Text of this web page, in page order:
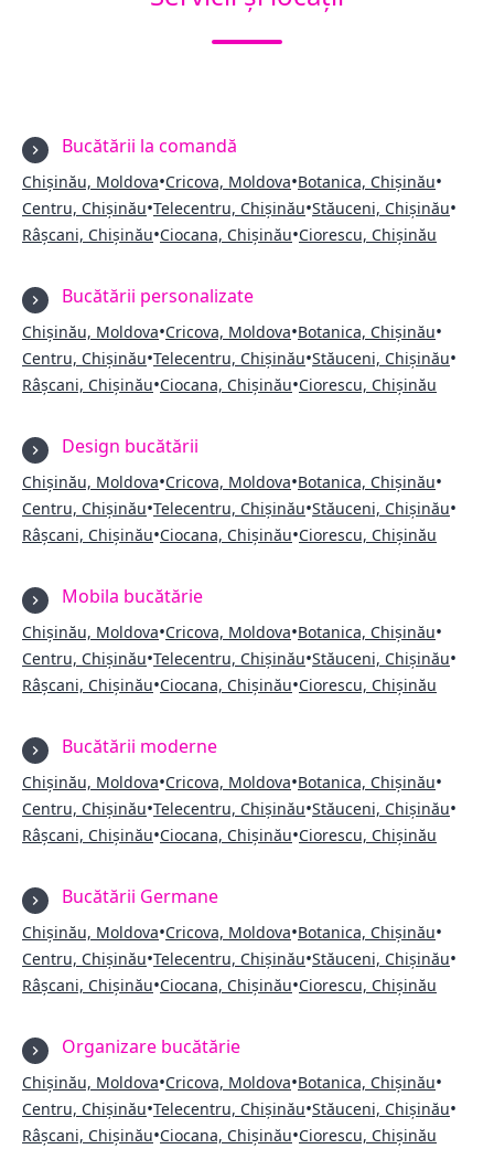
Bucătării la comandă
Chișinău, Moldova•Cricova, Moldova•Botanica, Chișinău•
Centru, Chișinău•Telecentru, Chișinău•Stăuceni, Chișinău•
Râșcani, Chișinău•Ciocana, Chișinău•Ciorescu, Chișinău
Bucătării personalizate
Chișinău, Moldova•Cricova, Moldova•Botanica, Chișinău•
Centru, Chișinău•Telecentru, Chișinău•Stăuceni, Chișinău•
Râșcani, Chișinău•Ciocana, Chișinău•Ciorescu, Chișinău
Design bucătării
Chișinău, Moldova•Cricova, Moldova•Botanica, Chișinău•
Centru, Chișinău•Telecentru, Chișinău•Stăuceni, Chișinău•
Râșcani, Chișinău•Ciocana, Chișinău•Ciorescu, Chișinău
Mobila bucătărie
Chișinău, Moldova•Cricova, Moldova•Botanica, Chișinău•
Centru, Chișinău•Telecentru, Chișinău•Stăuceni, Chișinău•
Râșcani, Chișinău•Ciocana, Chișinău•Ciorescu, Chișinău
Bucătării moderne
Chișinău, Moldova•Cricova, Moldova•Botanica, Chișinău•
Centru, Chișinău•Telecentru, Chișinău•Stăuceni, Chișinău•
Râșcani, Chișinău•Ciocana, Chișinău•Ciorescu, Chișinău
Bucătării Germane
Chișinău, Moldova•Cricova, Moldova•Botanica, Chișinău•
Centru, Chișinău•Telecentru, Chișinău•Stăuceni, Chișinău•
Râșcani, Chișinău•Ciocana, Chișinău•Ciorescu, Chișinău
Organizare bucătărie
Chișinău, Moldova•Cricova, Moldova•Botanica, Chișinău•
Centru, Chișinău•Telecentru, Chișinău•Stăuceni, Chișinău•
Râșcani, Chișinău•Ciocana, Chișinău•Ciorescu, Chișinău